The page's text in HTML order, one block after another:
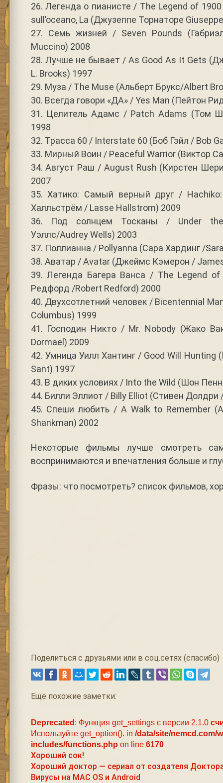
26. Легенда о пианисте / The Legend of
sull’oceano, La (Джузеппе Торнаторе
27. Семь жизней / Seven Pounds
Muccino) 2008
28. Лучше не бывает / As Good As It Gets
L. Brooks) 1997
29. Муза / The Muse (Альберт Брукс/Albert
30. Всегда говори «ДА» / Yes Man (Пейтон
31. Целитель Адамс / Patch Adams (Том
1998
32. Трасса 60 / Interstate 60 (Боб Гэйл / Bob
33. Мирный Воин / Peaceful Warrior (Виктор
34. Август Раш / August Rush (Кирстен
2007
35. Хатико: Самый верный друг /
Халльстрём / Lasse Hallstrom) 2009
36. Под солнцем Тосканы / Under
Уэллс/Audrey Wells) 2003
37. Поллианна / Pollyanna (Сара Хардинг /
38. Аватар / Avatar (Джеймс Кэмерон /
39. Легенда Багера Ванса / The Legend of
Редфорд /Robert Redford) 2000
40. Двухсотлетний человек / Bicentennial
Columbus) 1999
41. Господин Никто / Mr. Nobody (Жако
Dormael) 2009
42. Умница Уилл Хантинг / Good Will Hunting
Sant) 1997
43. В диких условиях / Into the Wild (Шон
44. Билли Эллиот / Billy Elliot (Стивен Долдри
45. Спеши любить / A Walk to Remember
Shankman) 2002
Некоторые фильмы лучше смотреть
воспринимаются и впечатления больше и
Фразы: что посмотреть? список фильмов,
Поделиться с друзьями или в соц.сетях (спасибо)
Ещё похожие заметки:
Deprecated : Функция get_settings с версии 2.1.0
Используйте get_option(). in /data/site/nemcd.com/
includes/functions.php on line 6170
Хороший сок!
Хороший доктор — сериал от создателя
Вирусы на MAC OS и Android